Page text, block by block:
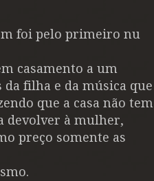
foi pelo primeiro nu
casamento a um
filha e da música que
que a casa não tem
devolver à mulher,
preço somente as